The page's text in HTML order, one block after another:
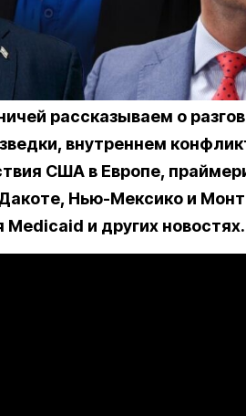
рассказываем о
внутреннем
США в Европе,
Нью-Мексико и
и других новостях.